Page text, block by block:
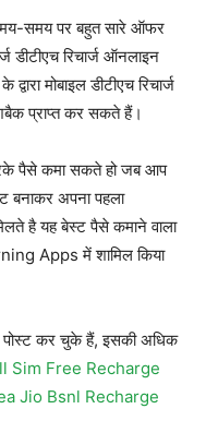
समय पर बहुत सारे ऑफर
डीटीएच रिचार्ज ऑनलाइन
मोबाइल डीटीएच रिचार्ज
प्राप्त कर सकते हैं।
पैसे कमा सकते हो जब आप
बनाकर अपना पहला
है यह बेस्ट पैसे कमाने वाला
Apps में शामिल किया
कर चुके हैं, इसकी अधिक
Sim Free Recharge
Jio Bsnl Recharge